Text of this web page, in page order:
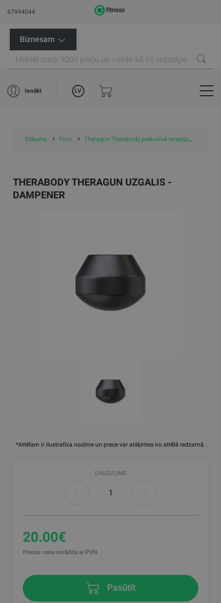
67994044
Biznesam
Ienākt LV
Sākums Fizio Theragun Therabody perkusīvā terapija
*Attēlam ir ilustratīva nozīme un prece var atšķirties no attēlā redzamā.
THERABODY THERAGUN UZGALIS -
DAMPENER
DAUDZUMS
20.00€
Preces cena norādīta ar PVN
Pasūtīt